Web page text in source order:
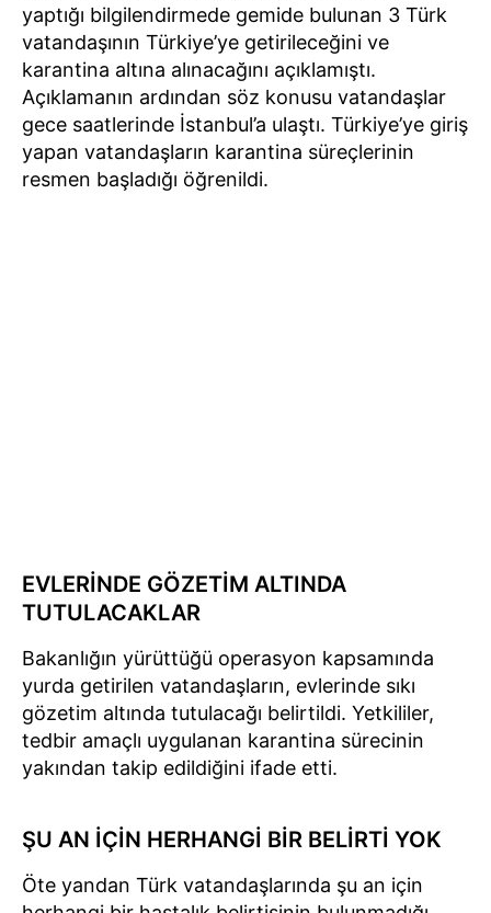
yaptığı bilgilendirmede gemide bulunan 3 Türk
vatandaşının Türkiye’ye getirileceğini ve
karantina altına alınacağını açıklamıştı.
Açıklamanın ardından söz konusu vatandaşlar
gece saatlerinde İstanbul’a ulaştı. Türkiye’ye giriş
yapan vatandaşların karantina süreçlerinin
resmen başladığı öğrenildi.
EVLERİNDE GÖZETİM ALTINDA
TUTULACAKLAR
Bakanlığın yürüttüğü operasyon kapsamında
yurda getirilen vatandaşların, evlerinde sıkı
gözetim altında tutulacağı belirtildi. Yetkililer,
tedbir amaçlı uygulanan karantina sürecinin
yakından takip edildiğini ifade etti.
ŞU AN İÇİN HERHANGİ BİR BELİRTİ YOK
Öte yandan Türk vatandaşlarında şu an için